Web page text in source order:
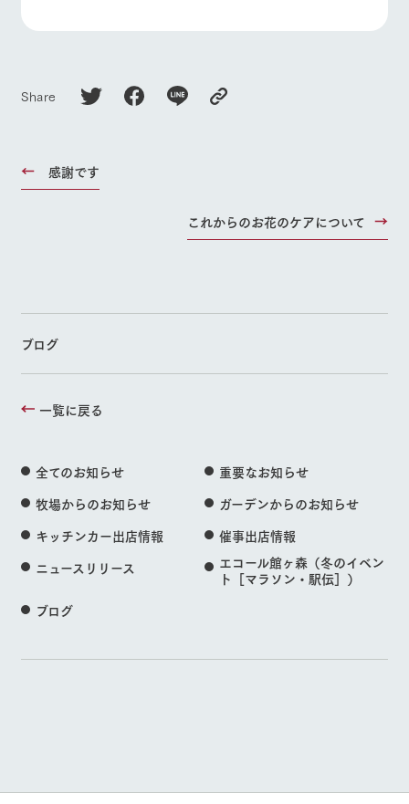
Share
感謝です
これからのお花のケアについて
ブログ
一覧に戻る
全てのお知らせ
重要なお知らせ
牧場からのお知らせ
ガーデンからのお知らせ
キッチンカー出店情報
催事出店情報
ニュースリリース
エコール館ヶ森（冬のイベン
ト［マラソン・駅伝］）
ブログ